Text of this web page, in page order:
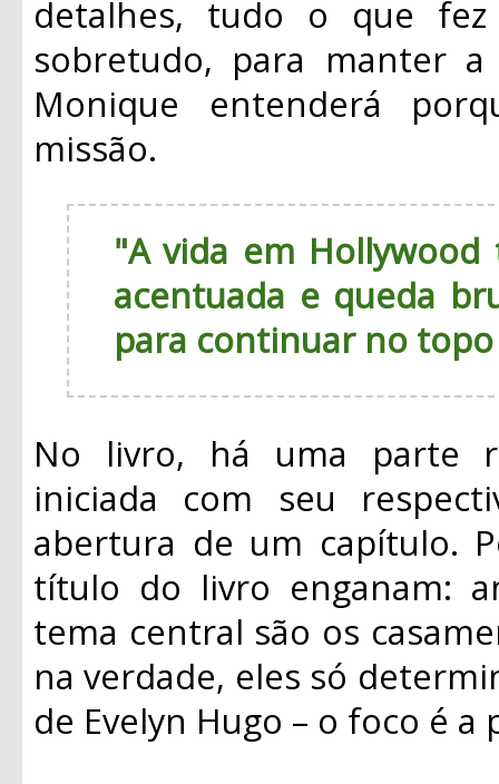
detalhes, tudo o que
sobretudo, para manter
Monique entenderá
missão.
"A vida em
acentuada e queda
para continuar no
No livro, há uma parte
iniciada com seu
abertura de um capítulo.
título do livro enganam:
tema central são os
na verdade, eles só
de Evelyn Hugo – o foco é